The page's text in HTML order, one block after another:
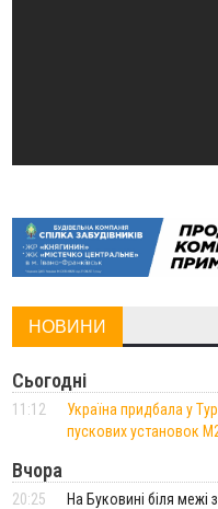
НОВИНИ
Сьогодні
11:12
Україна придбала у
пускових установок
Вчора
20:25
На Буковині біля межі